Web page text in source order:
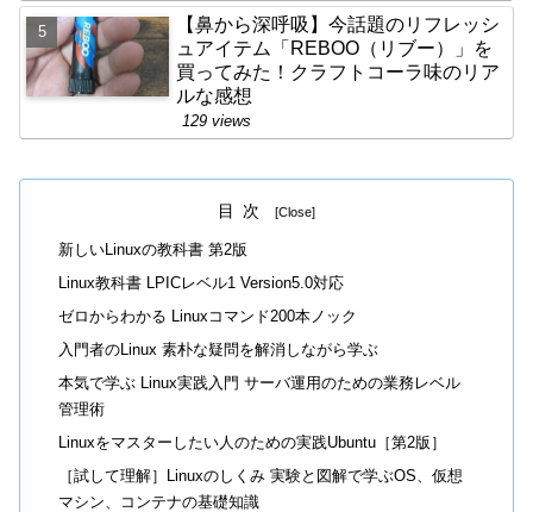
【鼻から深呼吸】今話題のリフレッシ
ュアイテム「REBOO（リブー）」を
買ってみた！クラフトコーラ味のリア
ルな感想
129 views
目次
新しいLinuxの教科書 第2版
Linux教科書 LPICレベル1 Version5.0対応
ゼロからわかる Linuxコマンド200本ノック
入門者のLinux 素朴な疑問を解消しながら学ぶ
本気で学ぶ Linux実践入門 サーバ運用のための業務レベル
管理術
Linuxをマスターしたい人のための実践Ubuntu［第2版］
［試して理解］Linuxのしくみ 実験と図解で学ぶOS、仮想
マシン、コンテナの基礎知識